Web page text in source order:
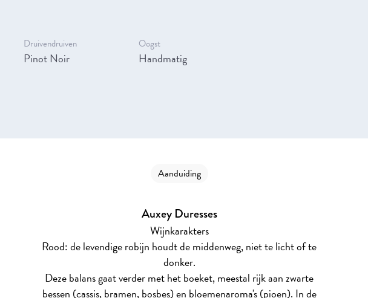
Druivendruiven
Pinot Noir
Oogst
Handmatig
Aanduiding
Auxey Duresses
Wijnkarakters
Rood: de levendige robijn houdt de middenweg, niet te licht of te
donker.
Deze balans gaat verder met het boeket, meestal rijk aan zwarte
bessen (cassis, bramen, bosbes) en bloemenaroma's (pioen). In de